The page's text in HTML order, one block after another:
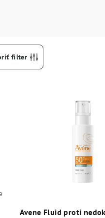
filter
Avene Fluid proti